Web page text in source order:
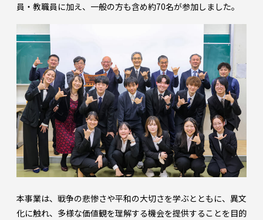
員・教職員に加え、一般の方も含め約70名が参加しました。
本事業は、戦争の悲惨さや平和の大切さを学ぶとともに、異文
化に触れ、多様な価値観を理解する機会を提供することを目的